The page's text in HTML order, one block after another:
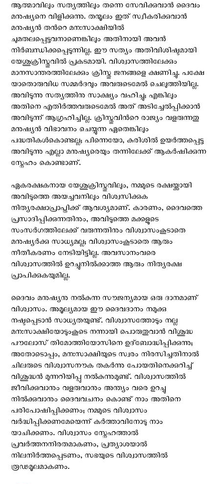
ആത്മാവിലും സത്യത്തിലും തന്നെ സേവിക്കുവാന്‍ ദൈവം
മനുഷ്യനെ വിളിക്കുന്നു. തന്മൂലം ഇത് സ്വീകരിക്കുവാന്‍
മനുഷ്യന്‍ തന്‍റെ മന:സാക്ഷിയില്‍
ചുമതലപ്പെട്ടവനാണെങ്കിലും അതിനായി അവന്‍
നിര്‍ബന്ധിക്കപ്പെടുന്നില്ല. ഈ സത്യം അതിവിശിഷ്ടമായി
യേശുക്രിസ്തുവില്‍ പ്രകടമായി. വിശ്വാസത്തിലേക്കും
മാനസാന്തരത്തിലേക്കും ക്രിസ്തു ജനങ്ങളെ ക്ഷണിച്ചു. പക്ഷേ
യാതൊരുവിധ സമ്മര്‍ദവും അവരുടെമേല്‍ ചെലുത്തിയില്ല.
അവിടുന്നു സത്യത്തിനു സാക്ഷ്യം വഹിച്ചു; എങ്കിലും
അതിനെ എതിര്‍ത്തവരുടെമേല്‍ അത് അടിച്ചേല്‍പ്പിക്കാന്‍
അവിടുന്ന് ആഗ്രഹിച്ചില്ല. ക്രിസ്തുവിന്‍റെ രാജ്യം വളരുന്നതു
മനുഷ്യൻ വിഭാവനം ചെയ്യുന്ന ഏതെങ്കിലും
പദ്ധതികൾകൊണ്ടല്ല; പിന്നെയോ, കുരിശില്‍ ഉയര്‍ത്തപ്പെട്ട
അവിടുന്നു എല്ലാ മനുഷ്യരെയും തന്നിലേക്ക് ആകര്‍ഷിക്കുന്ന
സ്നേഹം കൊണ്ടാണ്.
ഏകരക്ഷകനായ യേശുക്രിസ്തുവിലും, നമ്മുടെ രക്ഷയ്ക്കായി
അവിടുത്തെ അയച്ചവനിലും വിശ്വസിക്കുക
നിത്യരക്ഷാപ്രാപ്തിക്ക് ആവശ്യമാണ്‌. കാരണം, ദൈവത്തെ
പ്രസാദിപ്പിക്കുന്നതിനും, അവിടുത്തെ മക്കളുടെ
സംസര്‍ഗത്തിലേക്ക് വരുന്നതിനും വിശ്വാസംകൂടാതെ
മനുഷ്യര്‍ക്കു സാധ്യമല്ല; വിശ്വാസംകൂടാതെ ആരും
നീതീകരണം നേടിയിട്ടില്ല. അവസാനംവരെ
വിശ്വാസത്തില്‍ ഉറച്ചുനില്‍ക്കാത്ത ആരും നിത്യരക്ഷ
പ്രാപിക്കുകയുമില്ല.
ദൈവം മനുഷ്യനു നല്‍കുന്ന സൗജന്യമായ ഒരു ദാനമാണ്
വിശ്വാസം. അമൂല്യമായ ഈ ദൈവദാനം നമുക്കു
നഷ്ടപ്പെടാന്‍ സാധ്യതയുണ്ട്. വിശ്വാസത്തോടും നല്ല
മന:സാക്ഷിയോടുംകൂടെ നന്നായി പൊരുതുവാൻ വിശുദ്ധ
പൗലോസ് തിമോത്തിയോസിനെ ഉദ്ബോദ്ധിപ്പിക്കുന്നു;
അതോടൊപ്പം, മന:സാക്ഷിയുടെ സ്വരം നിരസിച്ചതിനാല്‍
ചിലരുടെ വിശ്വാസനൗക തകര്‍ന്നു പോയതിനെക്കുറിച്ച്
വിശുദ്ധൻ മുന്നറിയിപ്പു നൽകുന്നുമുണ്ട്. വിശ്വാസത്തില്‍
ജീവിക്കുവാനും വളരുവാനും അന്ത്യം വരെ ഉറച്ചു
നില്‍ക്കുവാനും ദൈവവചനം കൊണ്ട് നാം അതിനെ
പരിപോഷിപ്പിക്കണം; നമ്മുടെ വിശ്വാസം
വര്‍ദ്ധിപ്പിക്കണമേയെന്ന് കര്‍ത്താവിനോടു നാം
യാചിക്കണം. വിശ്വാസം സ്നേഹത്താല്‍
പ്രവര്‍ത്തനനിരതമാകണം, പ്രത്യാശയാല്‍
നിലനിര്‍ത്തപ്പെടണം, സഭയുടെ വിശ്വാസത്തില്‍
രൂഢമൂലമാകണം.